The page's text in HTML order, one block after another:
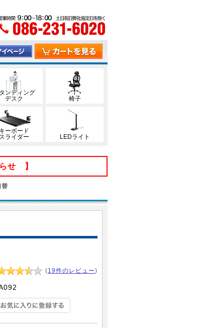
ンディング
デスク
椅子
キーボード
スライダー
LEDライト
せ 】
(19件のレビュー)